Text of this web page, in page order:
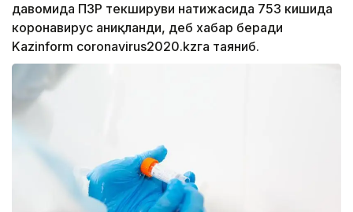
давомида ПЗР текшируви натижасида 753 кишида
коронавирус аниқланди, деб хабар беради
Kazinform coronavirus2020.kzга таяниб.